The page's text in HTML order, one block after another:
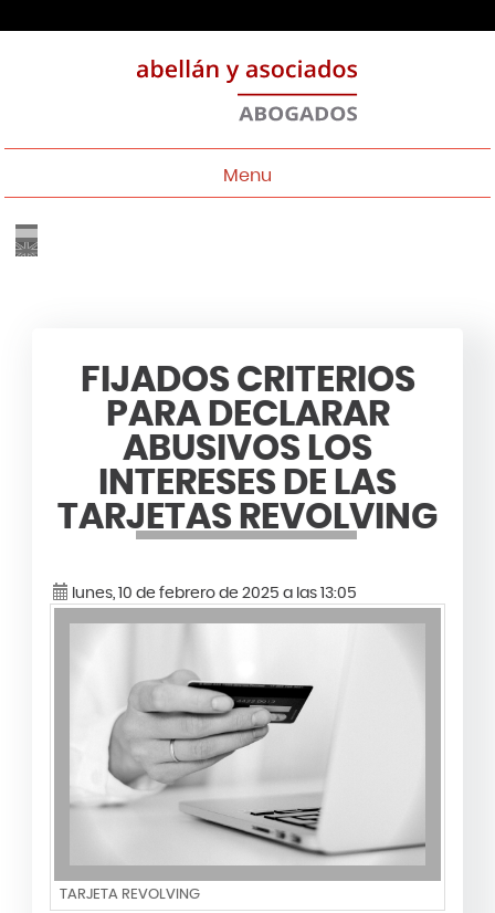
Menu
FIJADOS CRITERIOS
PARA DECLARAR
ABUSIVOS LOS
INTERESES DE LAS
TARJETAS REVOLVING
lunes, 10 de febrero de 2025 a las 13:05
TARJETA REVOLVING